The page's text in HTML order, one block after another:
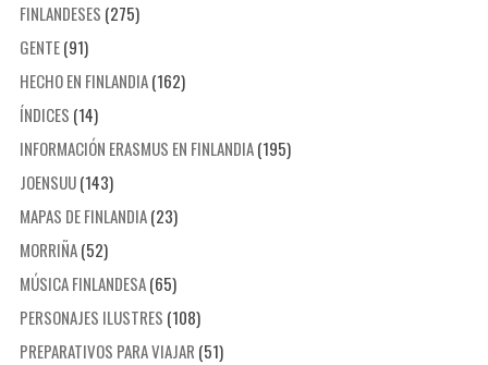
FINLANDESES (275)
GENTE(91)
HECHO EN FINLANDIA(162)
ÍNDICES (14)
INFORMACIÓN ERASMUS EN FINLANDIA(195)
JOENSUU(143)
MAPAS DE FINLANDIA(23)
MORRIÑA(52)
MÚSICA FINLANDESA(65)
PERSONAJES ILUSTRES (108)
PREPARATIVOS PARA VIAJAR (51)